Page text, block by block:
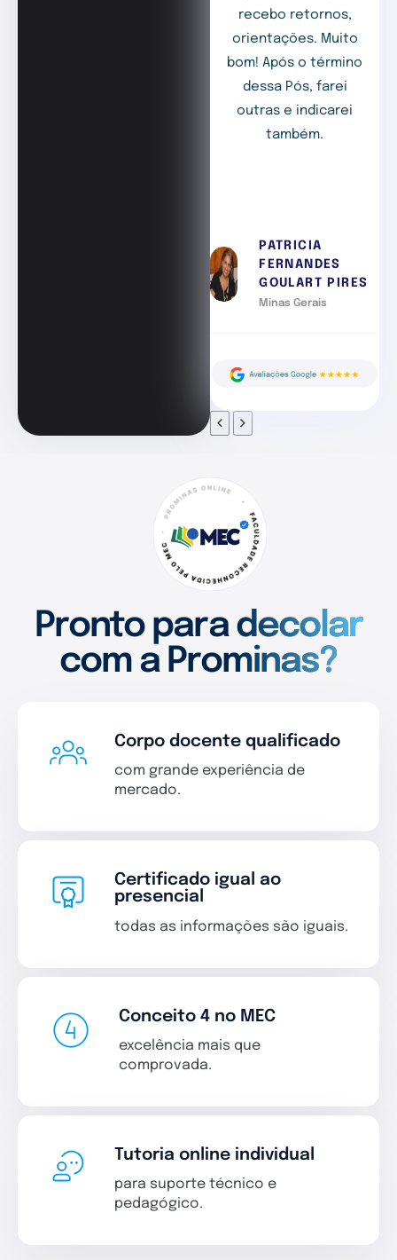
recebo retornos,
orientações. Muito
bom! Após o término
dessa Pós, farei
outras e indicarei
também.
PATRICIA
FERNANDES
GOULART PIRES
Minas Gerais
Pronto para decolar
com a Prominas?
Corpo docente qualificado
com grande experiência de
mercado.
Certificado igual ao
presencial
todas as informações são iguais.
Conceito 4 no MEC
excelência mais que
comprovada.
Tutoria online individual
para suporte técnico e
pedagógico.